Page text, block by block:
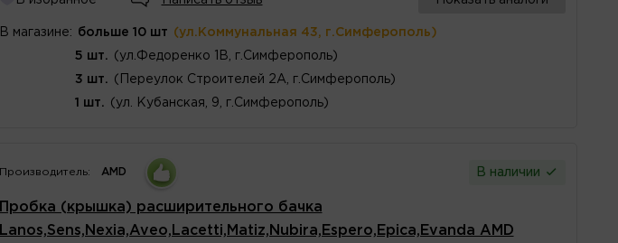
В магазине: больше 10 шт (ул.Коммунальная 43, г.Симферополь)
5 шт. (ул.Федоренко 1В, г.Симферополь)
3 шт. (Переулок Строителей 2А, г.Симферополь)
1 шт. (ул. Кубанская, 9, г.Симферополь)
Производитель: AMD В наличии
Пробка (крышка) расширительного бачка
Lanos,Sens,Nexia,Aveo,Lacetti,Matiz,Nubira,Espero,Epica,Evanda AMD